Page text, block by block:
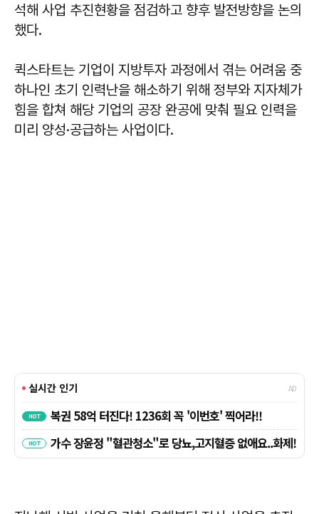
석해 사업 추진현황을 점검하고 향후 발전방향을 논의
했다.
퀵스타트는 기업이 지방투자 과정에서 겪는 어려움 중
하나인 초기 인력난을 해소하기 위해 정부와 지자체가
힘을 합쳐 해당 기업의 공장 완공에 맞춰 필요 인력을
미리 양성·공급하는 사업이다.